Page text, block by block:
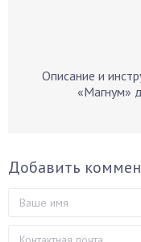
Описание и
«Магнум»
Добавить